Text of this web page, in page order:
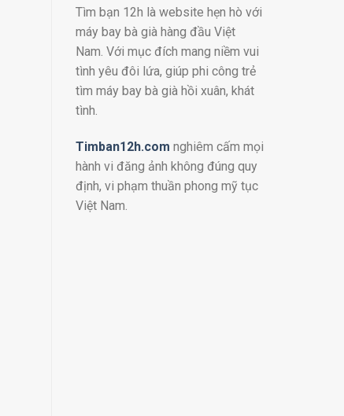
Tìm bạn 12h là website hẹn hò với
máy bay bà già hàng đầu Việt
Nam. Với mục đích mang niềm vui
tình yêu đôi lứa, giúp phi công trẻ
tìm máy bay bà già hồi xuân, khát
tình.
Timban12h.com nghiêm cấm mọi
hành vi đăng ảnh không đúng quy
định, vi phạm thuần phong mỹ tục
Việt Nam.